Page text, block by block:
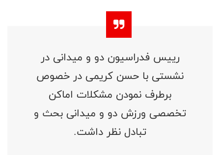
رییس فدراسیون دو و میدانی در
نشستی با حسن کریمی در خصوص
برطرف نمودن مشکلات اماکن
تخصصی ورزش دو و میدانی بحث و
تبادل نظر داشت.